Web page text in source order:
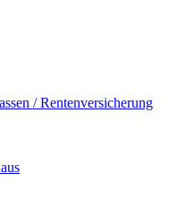
/ Rentenversicherung